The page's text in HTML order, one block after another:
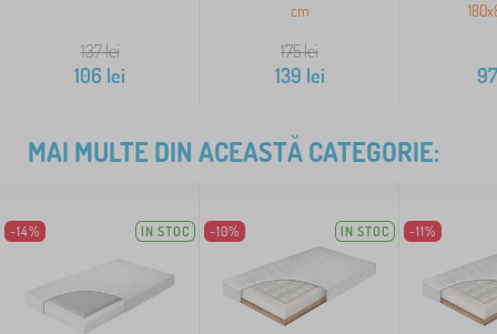
137lei
106 lei
cm
175lei
139 lei 97
MAI MULTE DIN ACEASTĂ CATEGORIE:
-14% IN STOC -10% IN STOC -11%